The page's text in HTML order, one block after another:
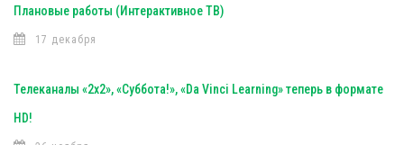
Плановые работы (Интерактивное ТВ)
17 декабря
Телеканалы «2х2», «Суббота!», «Da Vinci Learning» теперь в формате
HD!